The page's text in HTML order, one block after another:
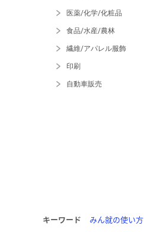
医薬/化学/化粧品
食品/水産/農林
繊維/アパレル服飾
印刷
自動車販売
キーワード みん就の使い方